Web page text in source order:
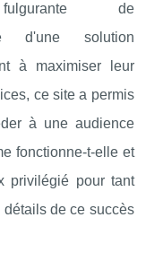
de
d'une solution
à maximiser leur
ce site a permis
à une audience
fonctionne-t-elle et
privilégié pour tant
de ce succès